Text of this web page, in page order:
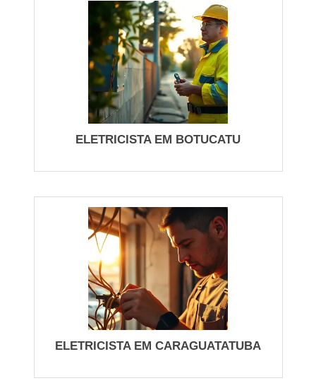
COMO OBTER SOCORRO IMEDIATO
SEM PERDER SEGURANÇA NEM
TRANSPARÊNCIA
Procure sinais objetivos antes de ligar: cheiro de
queimado, disjuntores desarmando repetidamente
Ligue para um serviço de emergencia com
esteja mais perto. Nossos técnicos orientam
desligamento seletivo de circuitos e verificam risco
de choque enquanto deslocam-se, reduzindo tempo
entre chamado e atendimento.
Ao receber a equipe, exija identificação, orçamento
preliminar por problema e foto do quadro elétrico
antes do início. Em casos claros de curto ou fio
exposto, o profissional atua para isolar a falha e
que evita maiores danos. Se necessário, peça nota
ELETRICISTA EM BOTUCATU
ELETRICISTA EM CARAGUATATUBA